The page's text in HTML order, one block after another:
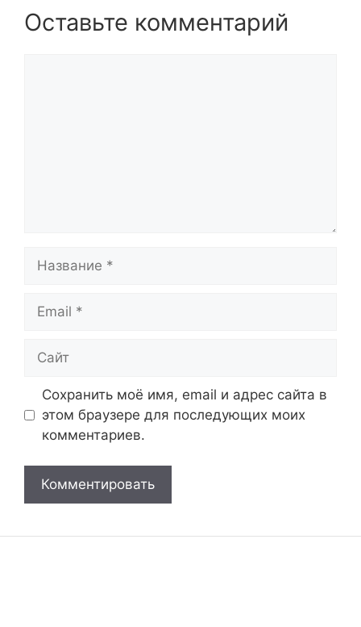
Оставьте комментарий
Сохранить моё имя, email и адрес сайта в
этом браузере для последующих моих
комментариев.